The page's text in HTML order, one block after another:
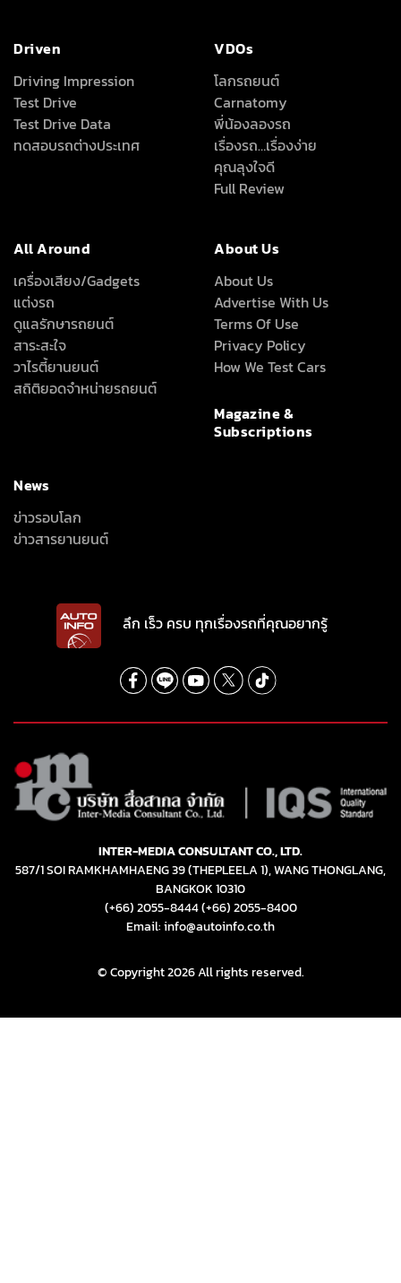
Driven
Driving Impression
Test Drive
Test Drive Data
ทดสอบรถต่างประเทศ
VDOs
โลกรถยนต์
Carnatomy
พี่น้องลองรถ
เรื่องรถ…เรื่องง่าย
คุณลุงใจดี
Full Review
All Around
เครื่องเสียง/Gadgets
แต่งรถ
ดูแลรักษารถยนต์
สาระสะใจ
วาไรตี้ยานยนต์
สถิติยอดจำหน่ายรถยนต์
About Us
About Us
Advertise With Us
Terms Of Use
Privacy Policy
How We Test Cars
Magazine &
Subscriptions
News
ข่าวรอบโลก
ข่าวสารยานยนต์
ลึก เร็ว ครบ ทุกเรื่องรถที่คุณอยากรู้
INTER-MEDIA CONSULTANT CO., LTD.
587/1 SOI RAMKHAMHAENG 39 (THEPLEELA 1), WANG THONGLANG,
BANGKOK 10310
(+66) 2055-8444(+66) 2055-8400
Email: info@autoinfo.co.th
© Copyright 2026 All rights reserved.